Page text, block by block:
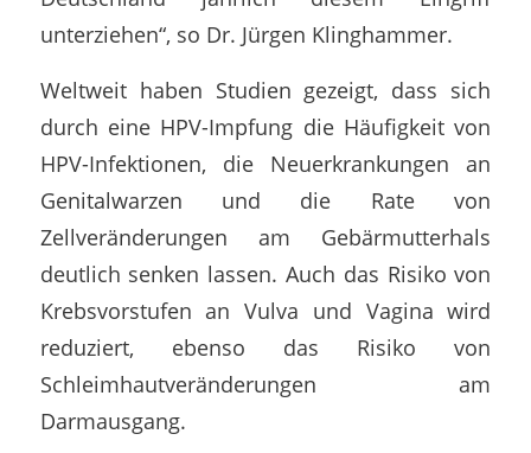
unterziehen“, so Dr. Jürgen Klinghammer.
Weltweit haben Studien gezeigt, dass sich
durch eine HPV-Impfung die Häufigkeit von
HPV-Infektionen, die Neuerkrankungen an
Genitalwarzen und die Rate von
Zellveränderungen am Gebärmutterhals
deutlich senken lassen. Auch das Risiko von
Krebsvorstufen an Vulva und Vagina wird
reduziert, ebenso das Risiko von
Schleimhautveränderungen am
Darmausgang.